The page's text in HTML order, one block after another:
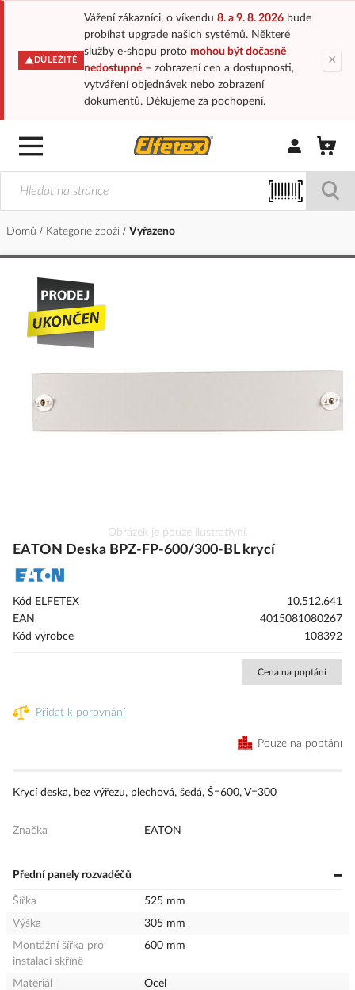
DŮLEŽITÉ
Vážení zákazníci, o víkendu 8. a 9. 8. 2026bude
probíhat upgrade našich systémů. Některé
služby e-shopu proto mohou být dočasně
nedostupné– zobrazení cen a dostupnosti,
vytváření objednávek nebo zobrazení
dokumentů. Děkujeme za pochopení.
×
Přihlásit/
Domů Kategorie zboží Vyřazeno
konec
galerie
na
galerie
s
Obrázek je pouze ilustrativní.
EATON Deska BPZ-FP-600/300-BL krycí
Kód ELFETEX
10.512.641
EAN
4015081080267
Kód výrobce
108392
Cena na poptání
Přidat k porovnání
Pouze na poptání
Krycí deska, bez výřezu, plechová, šedá, Š=600, V=300
Značka EATON
Přední panely rozvaděčů
Šířka
525 mm
Výška
305 mm
Montážní šířka pro
instalaci skříně
600 mm
Materiál
Ocel